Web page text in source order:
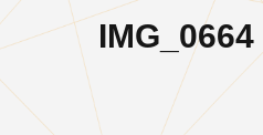
IMG_0664